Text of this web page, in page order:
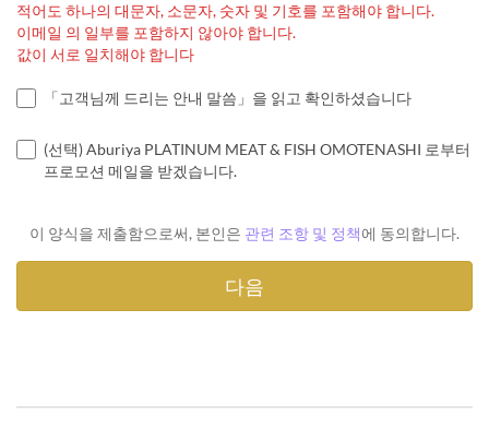
적어도 하나의 대문자, 소문자, 숫자 및 기호를 포함해야 합니다.
이메일 의 일부를 포함하지 않아야 합니다.
값이 서로 일치해야 합니다
「고객님께 드리는 안내 말씀」을 읽고 확인하셨습니다
(선택) Aburiya PLATINUM MEAT & FISH OMOTENASHI 로부터
프로모션 메일을 받겠습니다.
이 양식을 제출함으로써, 본인은 관련 조항 및 정책에 동의합니다.